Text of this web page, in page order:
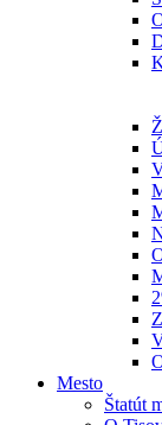
Mesto
Štatút